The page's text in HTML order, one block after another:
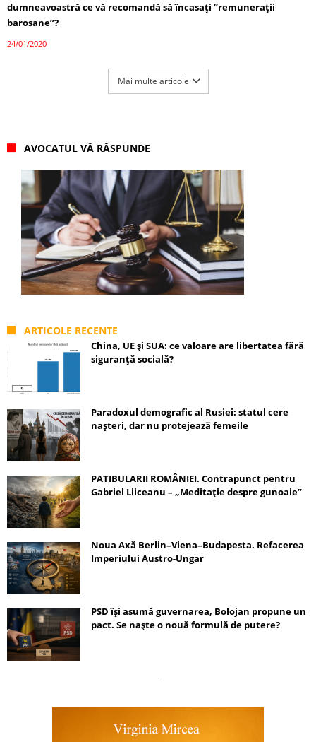
dumneavoastră ce vă recomandă să încasați ”remunerații
barosane”?
24/01/2020
Mai multe articole
AVOCATUL VĂ RĂSPUNDE
ARTICOLE RECENTE
China, UE și SUA: ce valoare are libertatea fără
siguranță socială?
Paradoxul demografic al Rusiei: statul cere
nașteri, dar nu protejează femeile
PATIBULARII ROMÂNIEI. Contrapunct pentru
Gabriel Liiceanu – „Meditație despre gunoaie”
Noua Axă Berlin–Viena–Budapesta. Refacerea
Imperiului Austro-Ungar
PSD își asumă guvernarea, Bolojan propune un
pact. Se naște o nouă formulă de putere?